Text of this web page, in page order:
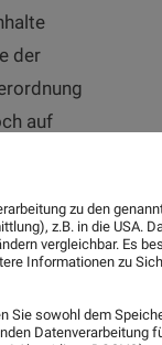
der
auf
an
zu den
z.B. in die USA.
vergleichbar. Es
Informationen zu
Sie sowohl dem
Datenverarbeitung